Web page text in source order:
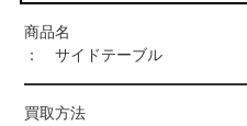
商品名
： サイドテーブル
買取方法